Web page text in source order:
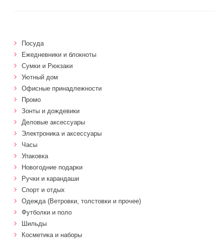
Посуда
Ежедневники и блокноты
Сумки и Рюкзаки
Уютный дом
Офисные принадлежности
Промо
Зонты и дождевики
Деловые аксессуары
Электроника и аксессуары
Часы
Упаковка
Новогодние подарки
Ручки и карандаши
Спорт и отдых
Одежда (Ветровки, толстовки и прочее)
Футболки и поло
Шильды
Косметика и наборы